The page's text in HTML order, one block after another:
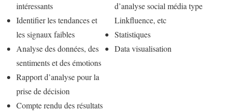
intéressants
Identifier les tendances et
les signaux faibles
Analyse des données, des
sentiments et des émotions
Rapport d’analyse pour la
prise de décision
Compte rendu des résultats
d’analyse social média type
Linkfluence, etc
Statistiques
Data visualisation